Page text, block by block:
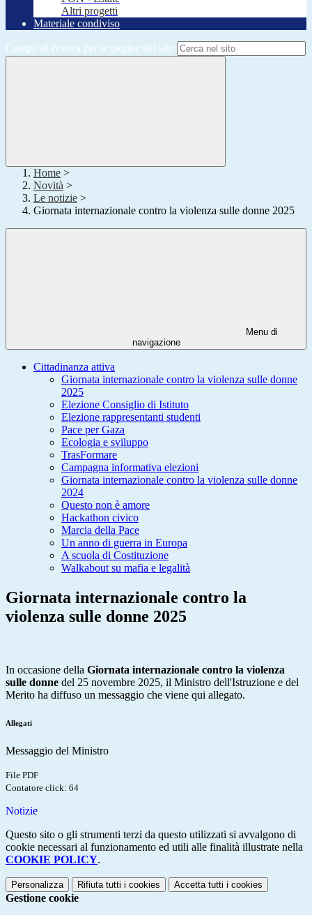
Altri progetti
Materiale condiviso
Campo di ricerca per le pagine del sito
Home >
Novità >
Le notizie >
Giornata internazionale contro la violenza sulle donne 2025
Menu di
navigazione
Cittadinanza attiva
Giornata internazionale contro la violenza sulle donne
2025
Elezione Consiglio di Istituto
Elezione rappresentanti studenti
Pace per Gaza
Ecologia e sviluppo
TrasFormare
Campagna informativa elezioni
Giornata internazionale contro la violenza sulle donne
2024
Questo non è amore
Hackathon civico
Marcia della Pace
Un anno di guerra in Europa
A scuola di Costituzione
Walkabout su mafia e legalità
Giornata internazionale contro la
violenza sulle donne 2025
In occasione della Giornata internazionale contro la violenza
sulle donne del 25 novembre 2025, il Ministro dell'Istruzione e del
Merito ha diffuso un messaggio che viene qui allegato.
Allegati
Messaggio del Ministro
File PDF
Contatore click: 64
Notizie
Questo sito o gli strumenti terzi da questo utilizzati si avvalgono di
cookie necessari al funzionamento ed utili alle finalità illustrate nella
COOKIE POLICY.
Personalizza Rifiuta tutti i cookies Accetta tutti i cookies
Gestione cookie